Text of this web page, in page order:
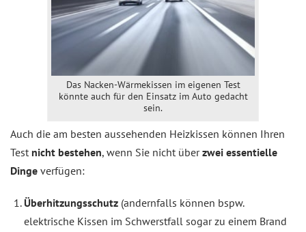
Das Nacken-Wärmekissen im eigenen Test
könnte auch für den Einsatz im Auto gedacht
sein.
Auch die am besten aussehenden Heizkissen können Ihren
Test nicht bestehen, wenn Sie nicht überzwei essentielle
Dinge verfügen:
Überhitzungsschutz (andernfalls können bspw.
elektrische Kissen im Schwerstfall sogar zu einem Brand